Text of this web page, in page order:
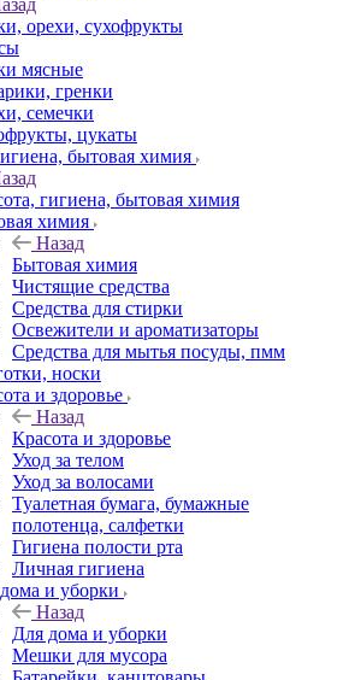
орехи, сухофрукты
мясные
гренки
семечки
цукаты
бытовая химия
гигиена, бытовая химия
химия
Назад
Бытовая химия
Чистящие средства
Средства для стирки
Освежители и ароматизаторы
Средства для мытья посуды, пмм
носки
и здоровье
Назад
Красота и здоровье
Уход за телом
Уход за волосами
Туалетная бумага, бумажные
полотенца, салфетки
Гигиена полости рта
Личная гигиена
и уборки
Назад
Для дома и уборки
Мешки для мусора